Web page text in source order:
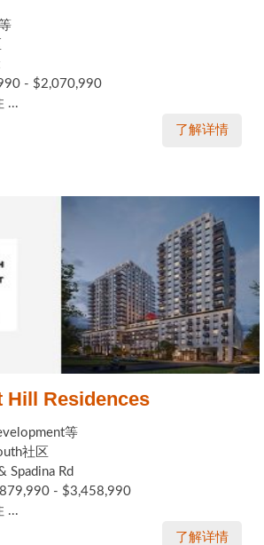
- $2,070,990
...
了解详情
Hill Residences
等
社区
Spadina Rd
- $3,458,990
...
了解详情